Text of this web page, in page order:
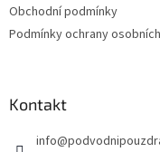
Obchodní podmínky
Podmínky ochrany
Kontakt
info@